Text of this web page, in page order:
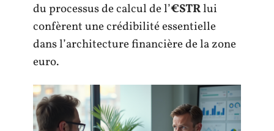
du processus de calcul de l’€STRlui
confèrent une crédibilité essentielle
dans l’architecture financière de la zone
euro.